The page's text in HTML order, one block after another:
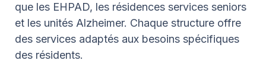
que les EHPAD, les résidences services seniors
et les unités Alzheimer. Chaque structure offre
des services adaptés aux besoins spécifiques
des résidents.